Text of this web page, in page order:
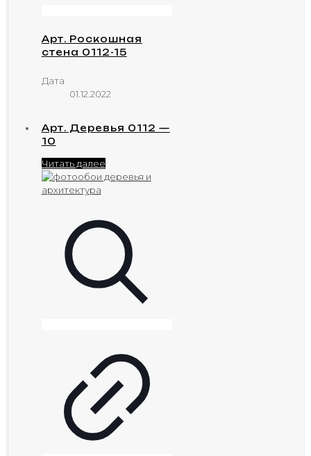
Арт. Роскошная
стена 0112-15
Дата
01.12.2022
Арт. Деревья 0112 —
10
Читать далее